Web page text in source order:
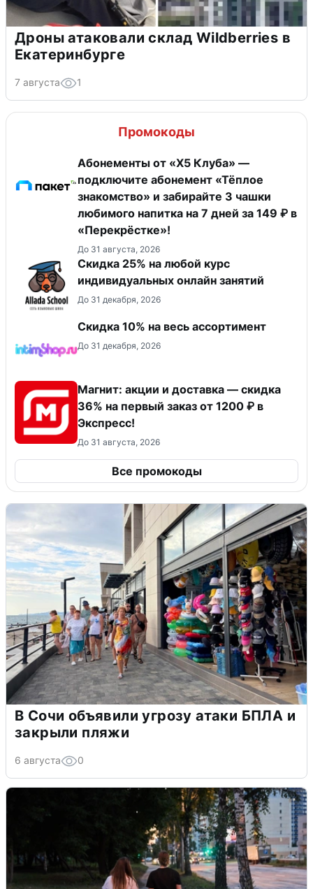
Дроны атаковали склад Wildberries в
Екатеринбурге
7 августа 1
Промокоды
Абонементы от «Х5 Клуба» —
подключите абонемент «Тёплое
знакомство» и забирайте 3 чашки
любимого напитка на 7 дней за 149 ₽ в
«Перекрёстке»!
До 31 августа, 2026
Скидка 25% на любой курс
индивидуальных онлайн занятий
До 31 декабря, 2026
Скидка 10% на весь ассортимент
До 31 декабря, 2026
Магнит: акции и доставка — скидка
36% на первый заказ от 1200 ₽ в
Экспресс!
До 31 августа, 2026
Все промокоды
В Сочи объявили угрозу атаки БПЛА и
закрыли пляжи
6 августа 0